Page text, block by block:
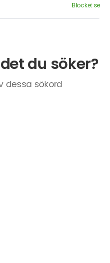
Blocket.se
du söker?
dessa sökord